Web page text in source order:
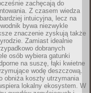
zachęcają do
Z czasem wiedza
intuicyjna, lecz na
bywa niezwykle
znaczenie zyskują także
Zamiast idealnie
dobranych
osób wybiera gatunki
na suszę, łąki kwietne
wodę deszczową.
obniża koszty utrzymania
lokalny ekosystem. W